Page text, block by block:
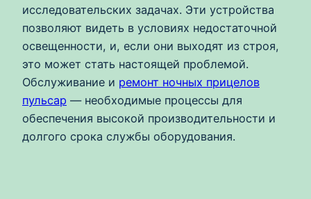
исследовательских задачах. Эти устройства
позволяют видеть в условиях недостаточной
освещенности, и, если они выходят из строя,
это может стать настоящей проблемой.
Обслуживание и ремонт ночных прицелов
пульсар — необходимые процессы для
обеспечения высокой производительности и
долгого срока службы оборудования.